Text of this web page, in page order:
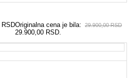
29.900,00RSD
Originalna cena je bila:
29.900,00 RSD.
RSD